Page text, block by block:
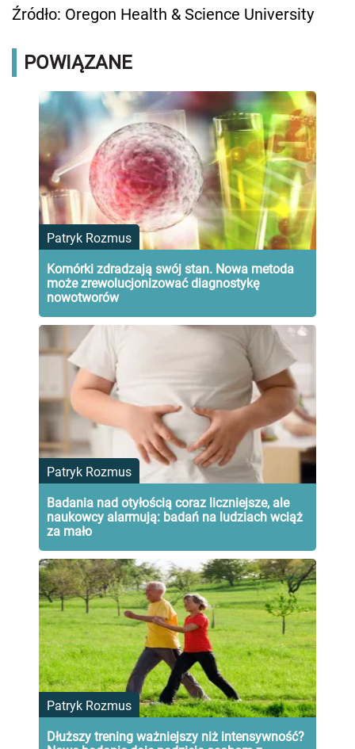
Źródło: Oregon Health & Science University
POWIĄZANE
Patryk Rozmus
Komórki zdradzają swój stan. Nowa metoda
może zrewolucjonizować diagnostykę
nowotworów
Patryk Rozmus
Badania nad otyłością coraz liczniejsze, ale
naukowcy alarmują: badań na ludziach wciąż
za mało
Patryk Rozmus
Dłuższy trening ważniejszy niż intensywność?